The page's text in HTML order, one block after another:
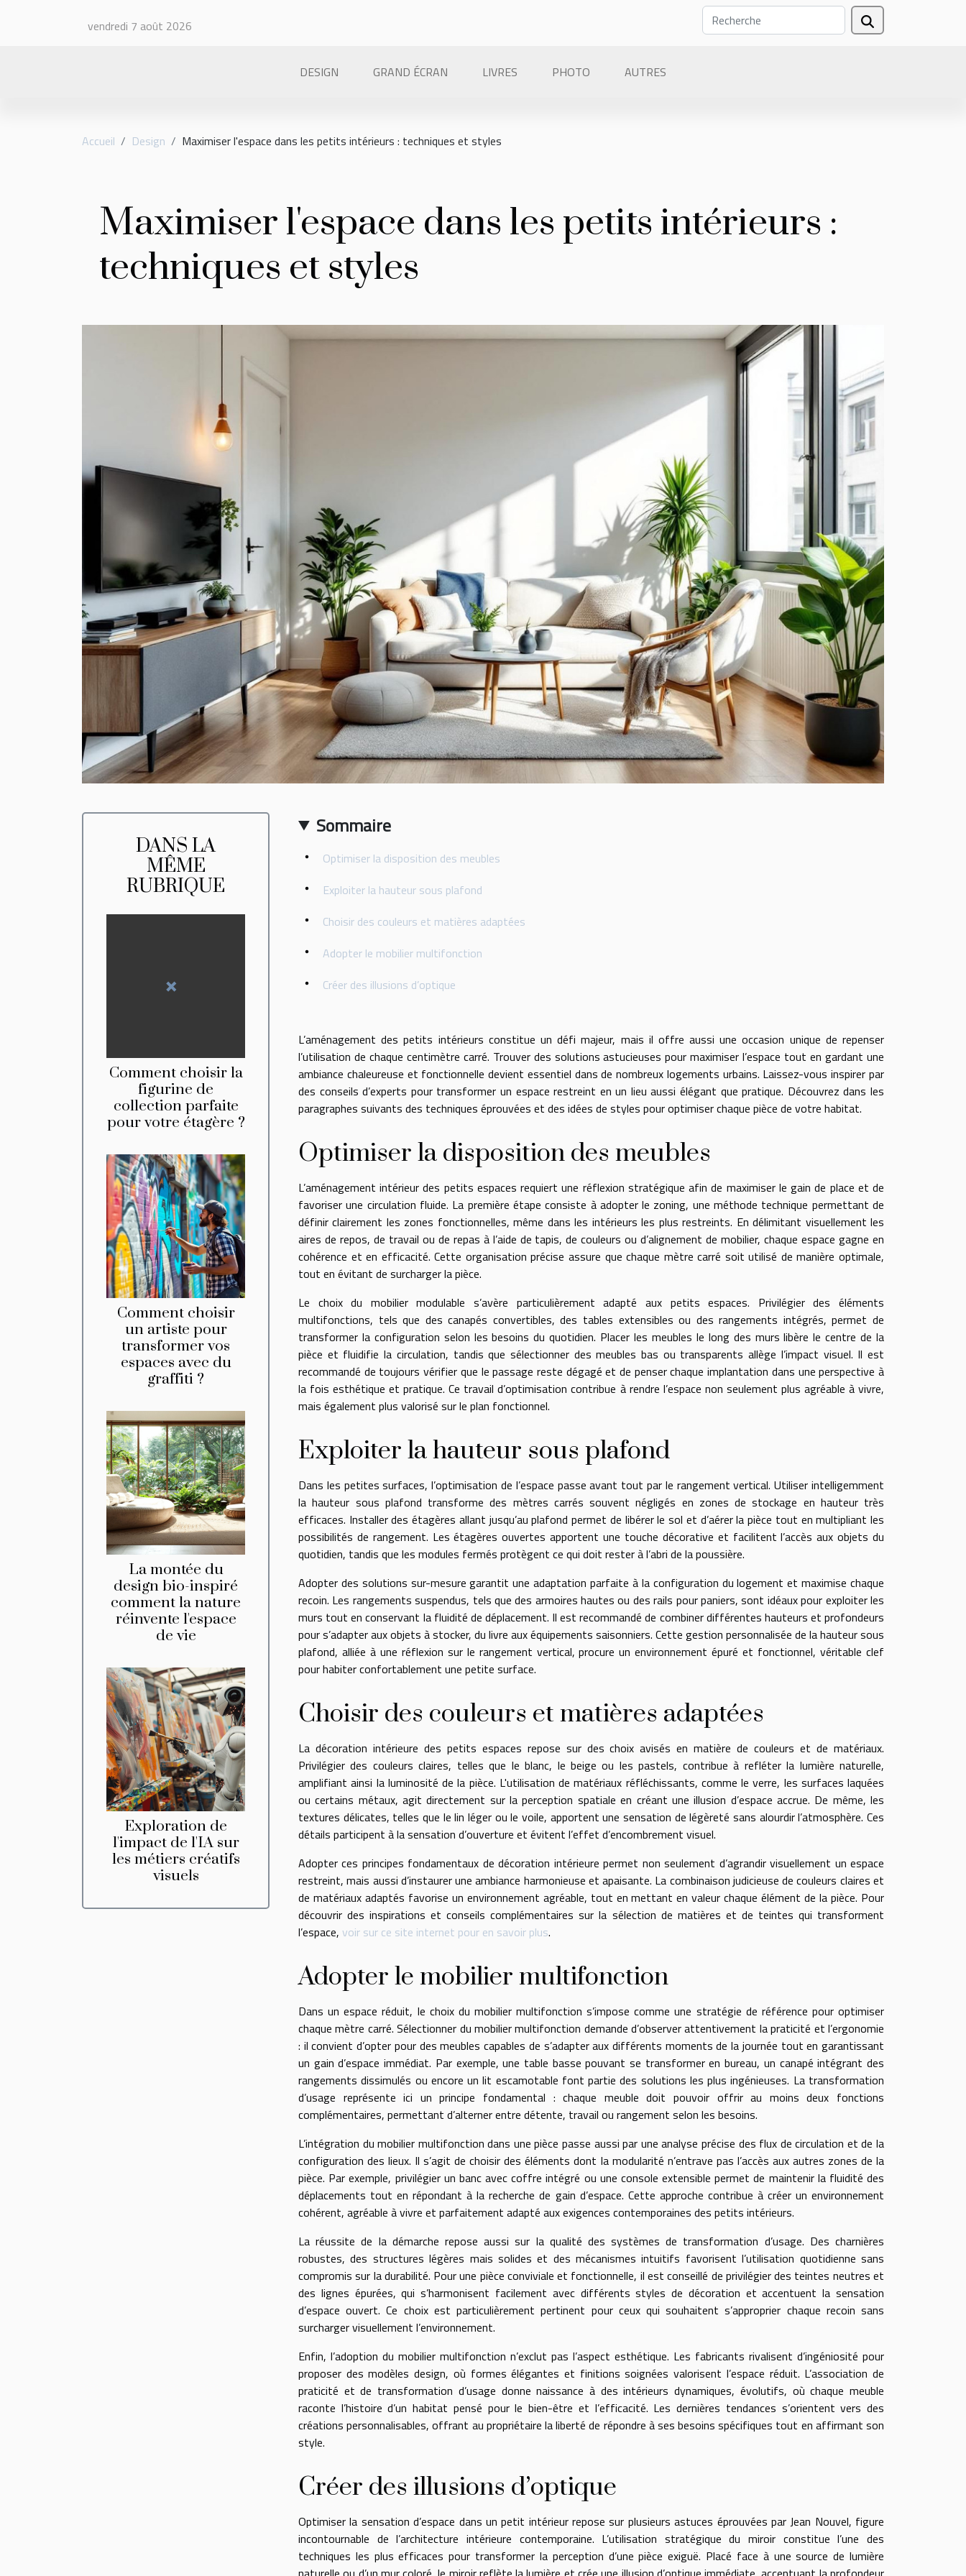
vendredi 7 août 2026
DESIGN GRAND ÉCRAN LIVRES PHOTO AUTRES
Accueil Design Maximiser l'espace dans les petits intérieurs : techniques et styles
Maximiser l'espace dans les petits intérieurs :
techniques et styles
DANS LA
MÊME
RUBRIQUE
Comment choisir la
figurine de
collection parfaite
pour votre étagère ?
Comment choisir
un artiste pour
transformer vos
espaces avec du
graffiti ?
La montée du
design bio-inspiré
comment la nature
réinvente l'espace
de vie
Exploration de
l'impact de l'IA sur
les métiers créatifs
visuels
Sommaire
Optimiser la disposition des meubles
Exploiter la hauteur sous plafond
Choisir des couleurs et matières adaptées
Adopter le mobilier multifonction
Créer des illusions d’optique
L’aménagement des petits intérieurs constitue un défi majeur, mais il offre aussi une occasion unique de repenser
l’utilisation de chaque centimètre carré. Trouver des solutions astucieuses pour maximiser l’espace tout en gardant une
ambiance chaleureuse et fonctionnelle devient essentiel dans de nombreux logements urbains. Laissez-vous inspirer par
des conseils d’experts pour transformer un espace restreint en un lieu aussi élégant que pratique. Découvrez dans les
paragraphes suivants des techniques éprouvées et des idées de styles pour optimiser chaque pièce de votre habitat.
Optimiser la disposition des meubles
L’aménagement intérieur des petits espaces requiert une réflexion stratégique afin de maximiser le gain de place et de
favoriser une circulation fluide. La première étape consiste à adopter le zoning, une méthode technique permettant de
définir clairement les zones fonctionnelles, même dans les intérieurs les plus restreints. En délimitant visuellement les
aires de repos, de travail ou de repas à l’aide de tapis, de couleurs ou d’alignement de mobilier, chaque espace gagne en
cohérence et en efficacité. Cette organisation précise assure que chaque mètre carré soit utilisé de manière optimale,
tout en évitant de surcharger la pièce.
Le choix du mobilier modulable s’avère particulièrement adapté aux petits espaces. Privilégier des éléments
multifonctions, tels que des canapés convertibles, des tables extensibles ou des rangements intégrés, permet de
transformer la configuration selon les besoins du quotidien. Placer les meubles le long des murs libère le centre de la
pièce et fluidifie la circulation, tandis que sélectionner des meubles bas ou transparents allège l’impact visuel. Il est
recommandé de toujours vérifier que le passage reste dégagé et de penser chaque implantation dans une perspective à
la fois esthétique et pratique. Ce travail d’optimisation contribue à rendre l’espace non seulement plus agréable à vivre,
mais également plus valorisé sur le plan fonctionnel.
Exploiter la hauteur sous plafond
Dans les petites surfaces, l’optimisation de l’espace passe avant tout par le rangement vertical. Utiliser intelligemment
la hauteur sous plafond transforme des mètres carrés souvent négligés en zones de stockage en hauteur très
efficaces. Installer des étagères allant jusqu’au plafond permet de libérer le sol et d’aérer la pièce tout en multipliant les
possibilités de rangement. Les étagères ouvertes apportent une touche décorative et facilitent l’accès aux objets du
quotidien, tandis que les modules fermés protègent ce qui doit rester à l’abri de la poussière.
Adopter des solutions sur-mesure garantit une adaptation parfaite à la configuration du logement et maximise chaque
recoin. Les rangements suspendus, tels que des armoires hautes ou des rails pour paniers, sont idéaux pour exploiter les
murs tout en conservant la fluidité de déplacement. Il est recommandé de combiner différentes hauteurs et profondeurs
pour s’adapter aux objets à stocker, du livre aux équipements saisonniers. Cette gestion personnalisée de la hauteur sous
plafond, alliée à une réflexion sur le rangement vertical, procure un environnement épuré et fonctionnel, véritable clef
pour habiter confortablement une petite surface.
Choisir des couleurs et matières adaptées
La décoration intérieure des petits espaces repose sur des choix avisés en matière de couleurs et de matériaux.
Privilégier des couleurs claires, telles que le blanc, le beige ou les pastels, contribue à refléter la lumière naturelle,
amplifiant ainsi la luminosité de la pièce. L'utilisation de matériaux réfléchissants, comme le verre, les surfaces laquées
ou certains métaux, agit directement sur la perception spatiale en créant une illusion d’espace accrue. De même, les
textures délicates, telles que le lin léger ou le voile, apportent une sensation de légèreté sans alourdir l’atmosphère. Ces
détails participent à la sensation d’ouverture et évitent l’effet d’encombrement visuel.
Adopter ces principes fondamentaux de décoration intérieure permet non seulement d’agrandir visuellement un espace
restreint, mais aussi d’instaurer une ambiance harmonieuse et apaisante. La combinaison judicieuse de couleurs claires et
de matériaux adaptés favorise un environnement agréable, tout en mettant en valeur chaque élément de la pièce. Pour
découvrir des inspirations et conseils complémentaires sur la sélection de matières et de teintes qui transforment
l’espace, voir sur ce site internet pour en savoir plus.
Adopter le mobilier multifonction
Dans un espace réduit, le choix du mobilier multifonction s’impose comme une stratégie de référence pour optimiser
chaque mètre carré. Sélectionner du mobilier multifonction demande d’observer attentivement la praticité et l’ergonomie
: il convient d’opter pour des meubles capables de s’adapter aux différents moments de la journée tout en garantissant
un gain d’espace immédiat. Par exemple, une table basse pouvant se transformer en bureau, un canapé intégrant des
rangements dissimulés ou encore un lit escamotable font partie des solutions les plus ingénieuses. La transformation
d’usage représente ici un principe fondamental : chaque meuble doit pouvoir offrir au moins deux fonctions
complémentaires, permettant d’alterner entre détente, travail ou rangement selon les besoins.
L’intégration du mobilier multifonction dans une pièce passe aussi par une analyse précise des flux de circulation et de la
configuration des lieux. Il s’agit de choisir des éléments dont la modularité n’entrave pas l’accès aux autres zones de la
pièce. Par exemple, privilégier un banc avec coffre intégré ou une console extensible permet de maintenir la fluidité des
déplacements tout en répondant à la recherche de gain d’espace. Cette approche contribue à créer un environnement
cohérent, agréable à vivre et parfaitement adapté aux exigences contemporaines des petits intérieurs.
La réussite de la démarche repose aussi sur la qualité des systèmes de transformation d’usage. Des charnières
robustes, des structures légères mais solides et des mécanismes intuitifs favorisent l’utilisation quotidienne sans
compromis sur la durabilité. Pour une pièce conviviale et fonctionnelle, il est conseillé de privilégier des teintes neutres et
des lignes épurées, qui s’harmonisent facilement avec différents styles de décoration et accentuent la sensation
d’espace ouvert. Ce choix est particulièrement pertinent pour ceux qui souhaitent s’approprier chaque recoin sans
surcharger visuellement l’environnement.
Enfin, l’adoption du mobilier multifonction n’exclut pas l’aspect esthétique. Les fabricants rivalisent d’ingéniosité pour
proposer des modèles design, où formes élégantes et finitions soignées valorisent l’espace réduit. L’association de
praticité et de transformation d’usage donne naissance à des intérieurs dynamiques, évolutifs, où chaque meuble
raconte l’histoire d’un habitat pensé pour le bien-être et l’efficacité. Les dernières tendances s’orientent vers des
créations personnalisables, offrant au propriétaire la liberté de répondre à ses besoins spécifiques tout en affirmant son
style.
Créer des illusions d’optique
Optimiser la sensation d’espace dans un petit intérieur repose sur plusieurs astuces éprouvées par Jean Nouvel, figure
incontournable de l’architecture intérieure contemporaine. L’utilisation stratégique du miroir constitue l’une des
techniques les plus efficaces pour transformer la perception d’une pièce exiguë. Placé face à une source de lumière